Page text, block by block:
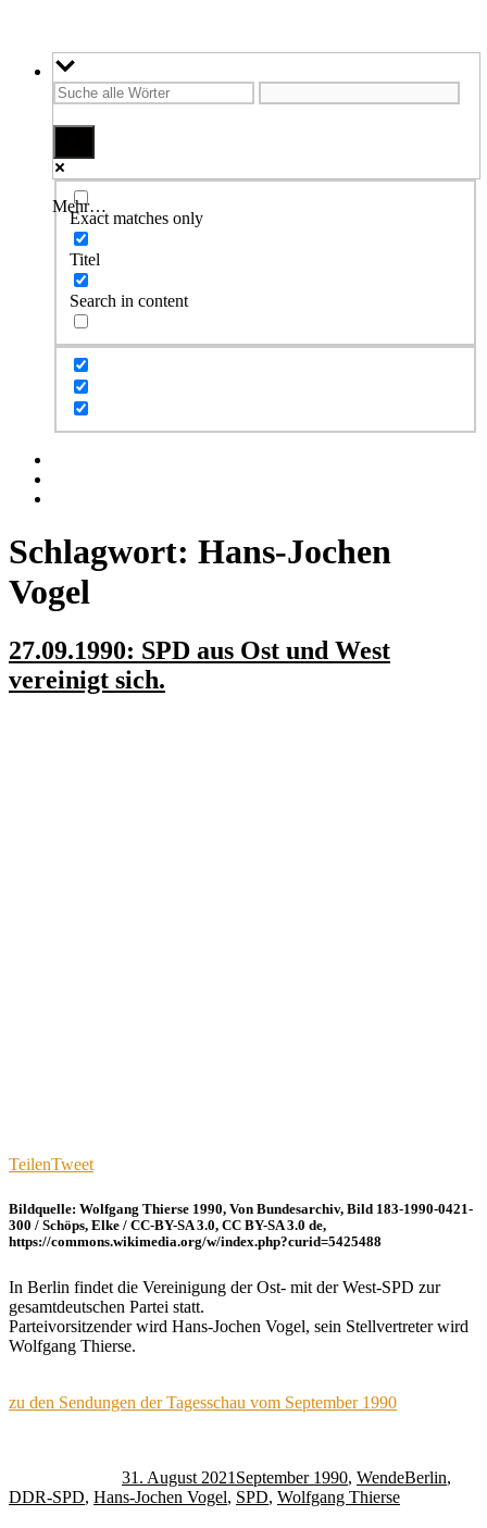
Mehr…
Exact matches only
Titel
Search in content
Schlagwort: Hans-Jochen
Vogel
27.09.1990: SPD aus Ost und West
vereinigt sich.
TeilenTweet
Bildquelle: Wolfgang Thierse 1990, Von Bundesarchiv, Bild 183-1990-0421-
300 / Schöps, Elke / CC-BY-SA 3.0, CC BY-SA 3.0 de,
https://commons.wikimedia.org/w/index.php?curid=5425488
In Berlin findet die Vereinigung der Ost- mit der West-SPD zur
gesamtdeutschen Partei statt.
Parteivorsitzender wird Hans-Jochen Vogel, sein Stellvertreter wird
Wolfgang Thierse.
zu den Sendungen der Tagesschau vom September 1990
31. August 2021September 1990, WendeBerlin,
DDR-SPD, Hans-Jochen Vogel, SPD, Wolfgang Thierse